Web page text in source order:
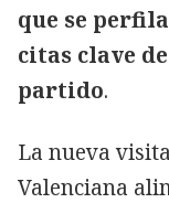
que se
citas clave
partido.
La nueva
Valenciana